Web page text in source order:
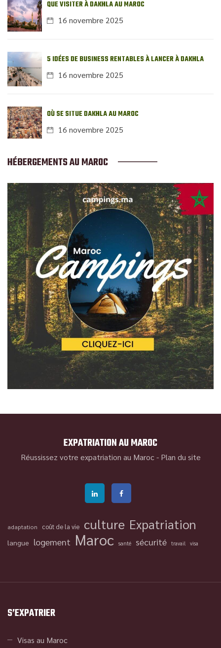
QUE VISITER À DAKHLA AU MAROC
16 novembre 2025
5 IDÉES DE BUSINESS RENTABLES À LANCER À DAKHLA
16 novembre 2025
OÙ SE SITUE DAKHLA AU MAROC
16 novembre 2025
HÉBERGEMENTS AU MAROC
EXPATRIATION AU MAROC
Réussissez votre expatriation au Maroc - Plan du site
adaptation coût de la vie culture Expatriation
langue logement Maroc santé sécurité travail visa
S’EXPATRIER
Visas au Maroc